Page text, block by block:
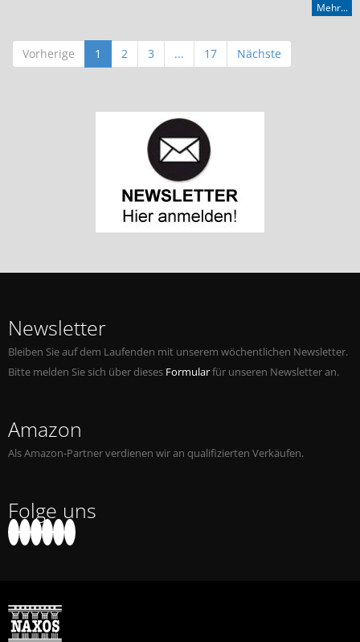
Mehr...
Vorherige 1 2 3 ... 17 Nächste
Newsletter
Bleiben Sie auf dem Laufenden mit unserem wöchentlichen Newsletter.
Bitte melden Sie sich über dieses Formularfür unseren Newsletter an.
Amazon
Als Amazon-Partner verdienen wir an qualifizierten Verkäufen.
Folge uns